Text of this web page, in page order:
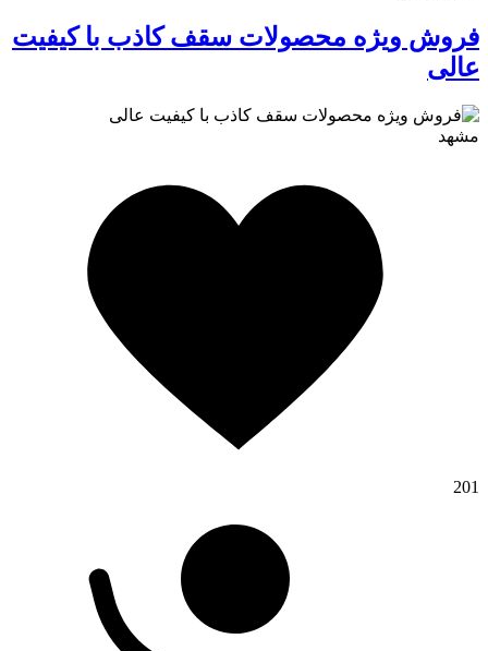
فروش ویژه محصولات سقف کاذب با کیفیت
عالی
مشهد
201